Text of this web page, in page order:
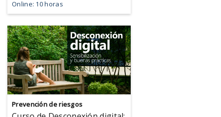
Online: 10 horas
Prevención de riesgos